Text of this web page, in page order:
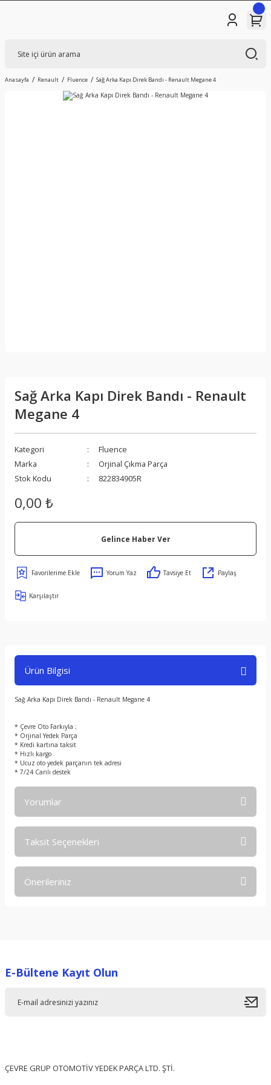
Anasayfa Renault Fluence Sağ Arka Kapı Direk Bandı - Renault Megane 4
Sağ Arka Kapı Direk Bandı - Renault
Megane 4
Kategori
Fluence
Marka
Orjinal Çıkma Parça
Stok Kodu
822834905R
0,00 ₺
Gelince Haber Ver
Yorum Yaz Tavsiye Et Paylaş
Karşılaştır
Ürün Bilgisi
Sağ Arka Kapı Direk Bandı - Renault Megane 4
* Çevre Oto Farkıyla ;
* Orjinal Yedek Parça
* Kredi kartına taksit
* Hızlı kargo
* Ucuz oto yedek parçanın tek adresi
* 7/24 Canlı destek
Yorumlar
Taksit Seçenekleri
Önerileriniz
Ürün resmi kalitesiz, bozuk veya görüntülenemiyor.
E-Bültene Kayıt Olun
ÇEVRE GRUP OTOMOTİV YEDEK PARÇA LTD. ŞTİ.